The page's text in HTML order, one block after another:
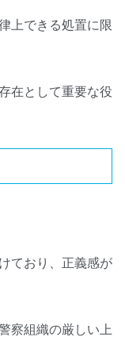
上できる処置に限
在として重要な役
ており、正義感が
察組織の厳しい上